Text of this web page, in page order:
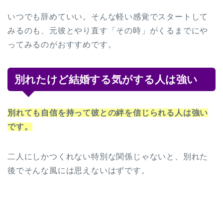
いつでも辞めていい。そんな軽い感覚でスタートして
みるのも、元彼とやり直す「その時」がくるまでにや
ってみるのがおすすめです。
別れたけど結婚する気がする人は強い
別れても自信を持って彼との絆を信じられる人は強い
です。
二人にしかつくれない特別な関係じゃないと、別れた
後でそんな風には思えないはずです。